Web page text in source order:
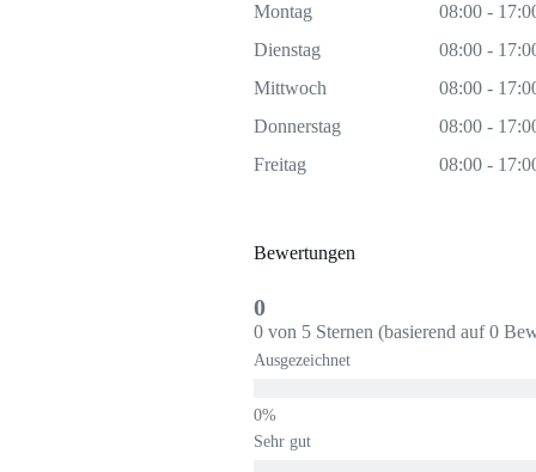
Montag
08:00 -
Dienstag
08:00 -
Mittwoch
08:00 -
Donnerstag
08:00 -
Freitag
08:00 -
Bewertungen
0
0 von 5 Sternen (basierend auf 0
Ausgezeichnet
Sehr gut